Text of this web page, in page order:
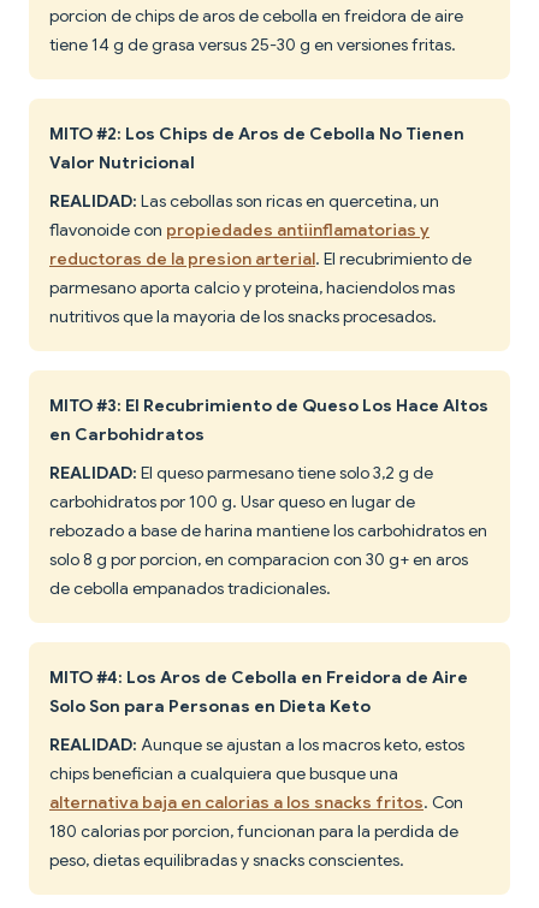
porcion de chips de aros de cebolla en freidora de aire
tiene 14 g de grasa versus 25-30 g en versiones fritas.
MITO #2: Los Chips de Aros de Cebolla No Tienen
Valor Nutricional
REALIDAD: Las cebollas son ricas en quercetina, un
flavonoide con propiedades antiinflamatorias y
reductoras de la presion arterial. El recubrimiento de
parmesano aporta calcio y proteina, haciendolos mas
nutritivos que la mayoria de los snacks procesados.
MITO #3: El Recubrimiento de Queso Los Hace Altos
en Carbohidratos
REALIDAD: El queso parmesano tiene solo 3,2 g de
carbohidratos por 100 g. Usar queso en lugar de
rebozado a base de harina mantiene los carbohidratos en
solo 8 g por porcion, en comparacion con 30 g+ en aros
de cebolla empanados tradicionales.
MITO #4: Los Aros de Cebolla en Freidora de Aire
Solo Son para Personas en Dieta Keto
REALIDAD: Aunque se ajustan a los macros keto, estos
chips benefician a cualquiera que busque una
alternativa baja en calorias a los snacks fritos. Con
180 calorias por porcion, funcionan para la perdida de
peso, dietas equilibradas y snacks conscientes.